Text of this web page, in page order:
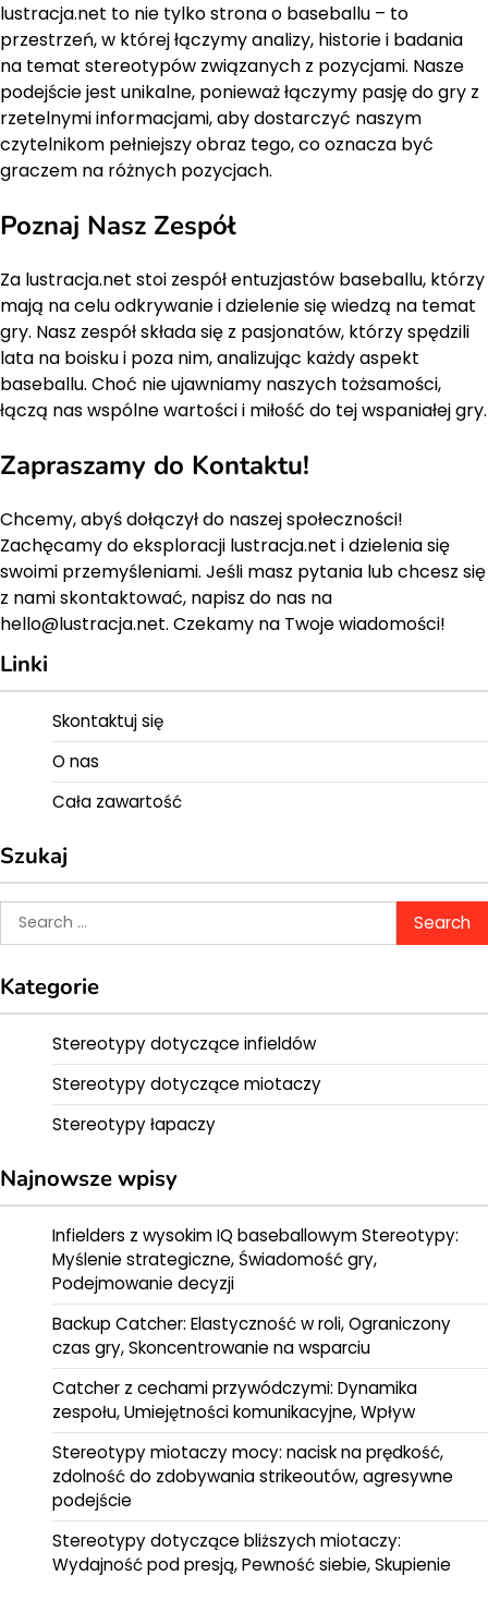
lustracja.net to nie tylko strona o baseballu – to
przestrzeń, w której łączymy analizy, historie i badania
na temat stereotypów związanych z pozycjami. Nasze
podejście jest unikalne, ponieważ łączymy pasję do gry z
rzetelnymi informacjami, aby dostarczyć naszym
czytelnikom pełniejszy obraz tego, co oznacza być
graczem na różnych pozycjach.
Poznaj Nasz Zespół
Za lustracja.net stoi zespół entuzjastów baseballu, którzy
mają na celu odkrywanie i dzielenie się wiedzą na temat
gry. Nasz zespół składa się z pasjonatów, którzy spędzili
lata na boisku i poza nim, analizując każdy aspekt
baseballu. Choć nie ujawniamy naszych tożsamości,
łączą nas wspólne wartości i miłość do tej wspaniałej gry.
Zapraszamy do Kontaktu!
Chcemy, abyś dołączył do naszej społeczności!
Zachęcamy do eksploracji lustracja.net i dzielenia się
swoimi przemyśleniami. Jeśli masz pytania lub chcesz się
z nami skontaktować, napisz do nas na
hello@lustracja.net. Czekamy na Twoje wiadomości!
Linki
Skontaktuj się
O nas
Cała zawartość
Szukaj
Search
for:
Kategorie
Stereotypy dotyczące infieldów
Stereotypy dotyczące miotaczy
Stereotypy łapaczy
Najnowsze wpisy
Infielders z wysokim IQ baseballowym Stereotypy:
Myślenie strategiczne, Świadomość gry,
Podejmowanie decyzji
Backup Catcher: Elastyczność w roli, Ograniczony
czas gry, Skoncentrowanie na wsparciu
Catcher z cechami przywódczymi: Dynamika
zespołu, Umiejętności komunikacyjne, Wpływ
Stereotypy miotaczy mocy: nacisk na prędkość,
zdolność do zdobywania strikeoutów, agresywne
podejście
Stereotypy dotyczące bliższych miotaczy:
Wydajność pod presją, Pewność siebie, Skupienie